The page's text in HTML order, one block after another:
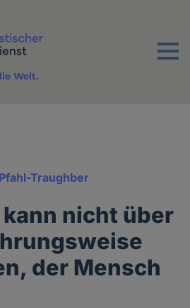
Menu
Welt.
Traughber
nicht über
der Mensch